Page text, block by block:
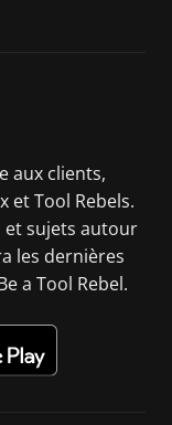
aux clients,
et Tool Rebels.
et sujets autour
les dernières
a Tool Rebel.